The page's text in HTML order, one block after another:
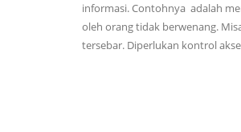
informasi. Contohnya adalah
oleh orang tidak berwenang.
tersebar. Diperlukan kontrol